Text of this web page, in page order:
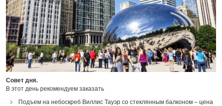
Совет дня.
В этот день рекомендуем заказать
Подъем на небоскреб Виллис Тауэр со стеклянным балконом – цена